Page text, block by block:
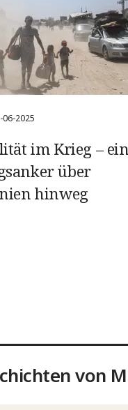
im Krieg – ein
über
hinweg
06-2025
von